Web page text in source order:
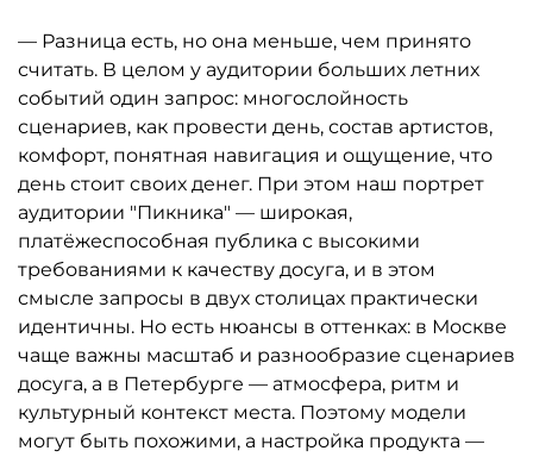
— Разница есть, но она меньше, чем принято
считать. В целом у аудитории больших летних
событий один запрос: многослойность
сценариев, как провести день, состав артистов,
комфорт, понятная навигация и ощущение, что
день стоит своих денег. При этом наш портрет
аудитории "Пикника" — широкая,
платёжеспособная публика с высокими
требованиями к качеству досуга, и в этом
смысле запросы в двух столицах практически
идентичны. Но есть нюансы в оттенках: в Москве
чаще важны масштаб и разнообразие сценариев
досуга, а в Петербурге — атмосфера, ритм и
культурный контекст места. Поэтому модели
могут быть похожими, а настройка продукта —